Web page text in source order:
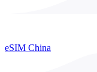
eSIM China